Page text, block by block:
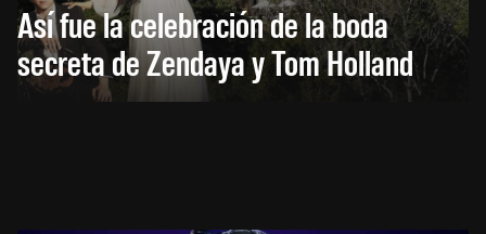
Así fue la celebración de la boda
secreta de Zendaya y Tom Holland